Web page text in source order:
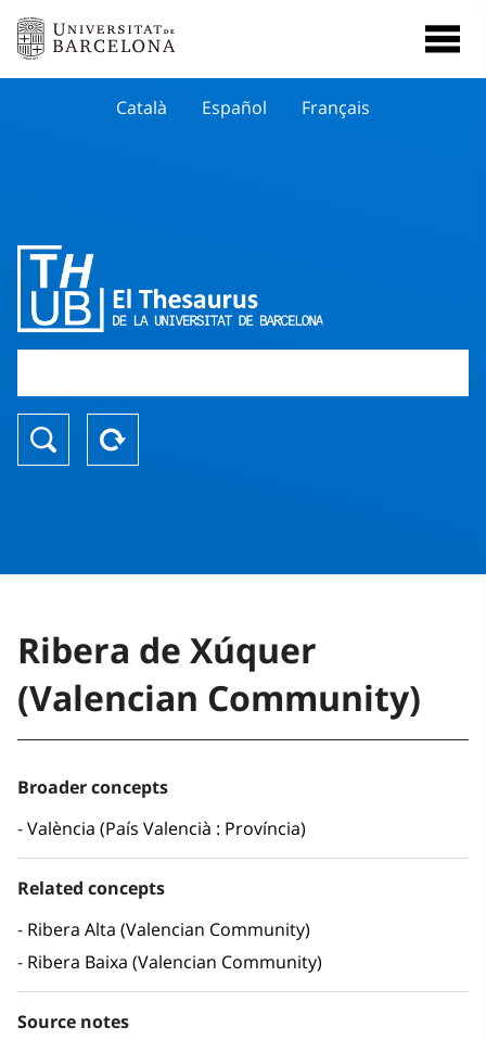
Català Español Français
Ribera de Xúquer
(Valencian Community)
Broader concepts
València (País Valencià : Província)
Related concepts
Ribera Alta (Valencian Community)
Ribera Baixa (Valencian Community)
Source notes